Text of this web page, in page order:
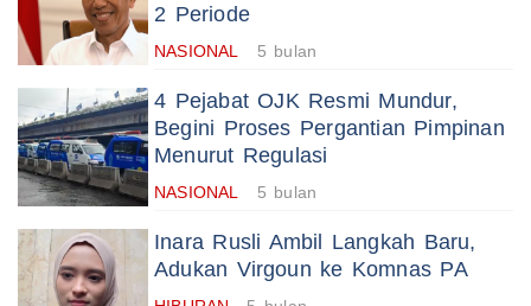
2 Periode
NASIONAL 5 bulan
4 Pejabat OJK Resmi Mundur,
Begini Proses Pergantian Pimpinan
Menurut Regulasi
NASIONAL 5 bulan
Inara Rusli Ambil Langkah Baru,
Adukan Virgoun ke Komnas PA